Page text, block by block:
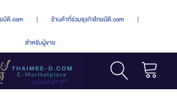
มีดี.com | ร้านค้าที่ร่วมธุรกิจไทยมีดี.com |
สำหรับผู้ขาย